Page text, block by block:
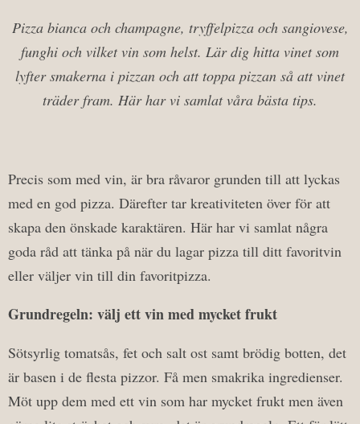
Pizza bianca och champagne, tryffelpizza och sangiovese,
funghi och vilket vin som helst. Lär dig hitta vinet som
lyfter smakerna i pizzan och att toppa pizzan så att vinet
träder fram. Här har vi samlat våra bästa tips.
Precis som med vin, är bra råvaror grunden till att lyckas
med en god pizza. Därefter tar kreativiteten över för att
skapa den önskade karaktären. Här har vi samlat några
goda råd att tänka på när du lagar pizza till ditt favoritvin
eller väljer vin till din favoritpizza.
Grundregeln: välj ett vin med mycket frukt
Sötsyrlig tomatsås, fet och salt ost samt brödig botten, det
är basen i de flesta pizzor. Få men smakrika ingredienser.
Möt upp dem med ett vin som har mycket frukt men även